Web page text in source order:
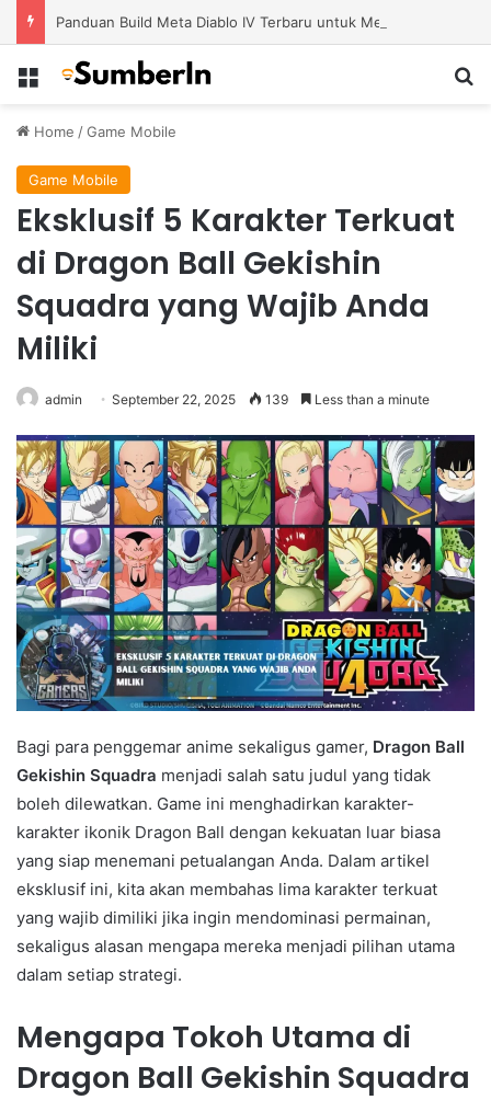
Menu
Home /Game Mobile
Game Mobile
Eksklusif 5 Karakter Terkuat
di Dragon Ball Gekishin
Squadra yang Wajib Anda
Miliki
admin September 22, 2025 139 Less than a minute
Bagi para penggemar anime sekaligus gamer, Dragon Ball
Gekishin Squadra menjadi salah satu judul yang tidak
boleh dilewatkan. Game ini menghadirkan karakter-
karakter ikonik Dragon Ball dengan kekuatan luar biasa
yang siap menemani petualangan Anda. Dalam artikel
eksklusif ini, kita akan membahas lima karakter terkuat
yang wajib dimiliki jika ingin mendominasi permainan,
sekaligus alasan mengapa mereka menjadi pilihan utama
dalam setiap strategi.
Mengapa Tokoh Utama di
Dragon Ball Gekishin Squadra